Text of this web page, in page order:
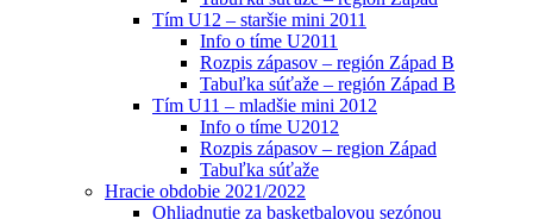
Tím U12 – staršie mini 2011
Info o tíme U2011
Rozpis zápasov – región Západ B
Tabuľka súťaže – región Západ B
Tím U11 – mladšie mini 2012
Info o tíme U2012
Rozpis zápasov – region Západ
Tabuľka súťaže
Hracie obdobie 2021/2022
Ohliadnutie za basketbalovou sezónou